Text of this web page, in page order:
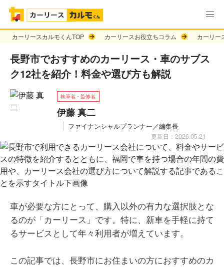
カーリースカルモくんTOP カーリースお役立ちコラム カーリー
長野市でおすすめのカーリース・車のサブス
ク12社を紹介！料金や選び方も解説
執筆者・監修者
伊藤 真二
ファイナンシャルプランナー／編集長
更新日：2026.05.21
車が必要な方にとって、購入以外の有力な選択肢とな
るのが「カーリース」です。特に、新車を手軽に持て
るサービスとして年々利用者が増えています。
この記事では、長野市にお住まいの方におすすめのカ